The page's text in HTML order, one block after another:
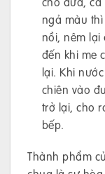
ngả màu
nồi, nêm lại
đến khi me
lại. Khi
chiên vào
trở lại, cho
bếp.
Thành phẩm